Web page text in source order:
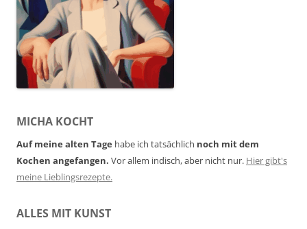
MICHA KOCHT
Auf meine alten Tage habe ich tatsächlich noch mit dem
Kochen angefangen. Vor allem indisch, aber nicht nur. Hier gibt's
meine Lieblingsrezepte.
ALLES MIT KUNST